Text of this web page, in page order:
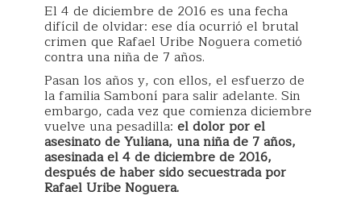
El 4 de diciembre de 2016 es una fecha
difícil de olvidar: ese día ocurrió el brutal
crimen que Rafael Uribe Noguera cometió
contra una niña de 7 años.
Pasan los años y, con ellos, el esfuerzo de
la familia Samboní para salir adelante. Sin
embargo, cada vez que comienza diciembre
vuelve una pesadilla: el dolor por el
asesinato de Yuliana, una niña de 7 años,
asesinada el 4 de diciembre de 2016,
después de haber sido secuestrada por
Rafael Uribe Noguera.